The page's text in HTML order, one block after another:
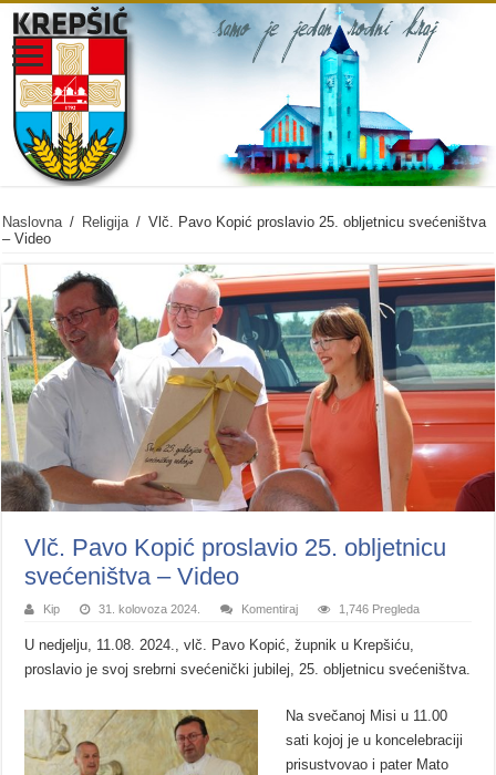
Naslovna / Religija / Vlč. Pavo Kopić proslavio 25. obljetnicu svećeništva
– Video
Vlč. Pavo Kopić proslavio 25. obljetnicu
svećeništva – Video
Kip 31. kolovoza 2024. Komentiraj 1,746 Pregleda
U nedjelju, 11.08. 2024., vlč. Pavo Kopić, župnik u Krepšiću,
proslavio je svoj srebrni svećenički jubilej, 25. obljetnicu svećeništva.
Na svečanoj Misi u 11.00
sati kojoj je u koncelebraciji
prisustvovao i pater Mato